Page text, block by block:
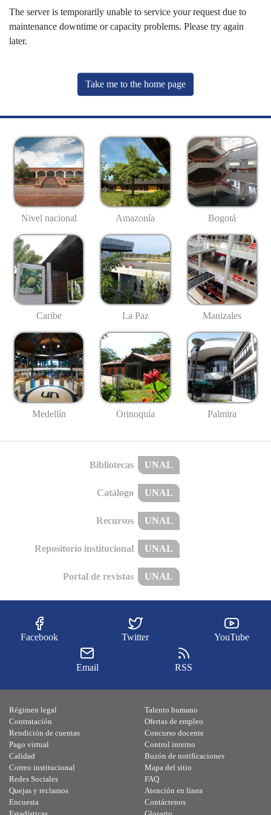
The server is temporarily unable to service your request due to
maintenance downtime or capacity problems. Please try again
later.
Take me to the home page
Nivel nacional Amazonía Bogotá
Caribe La Paz Manizales
Medellín Orinoquía Palmira
Bibliotecas UNAL
Catálogo UNAL
Recursos UNAL
Repositorio institucional UNAL
Portal de revistas UNAL
Facebook Twitter YouTube
Email RSS
Régimen legal
Contratación
Rendición de cuentas
Pago virtual
Calidad
Talento humano
Ofertas de empleo
Concurso docente
Control interno
Buzón de notificaciones
Correo institucional
Redes Sociales
Quejas y reclamos
Encuesta
Mapa del sitio
FAQ
Atención en línea
Contáctenos